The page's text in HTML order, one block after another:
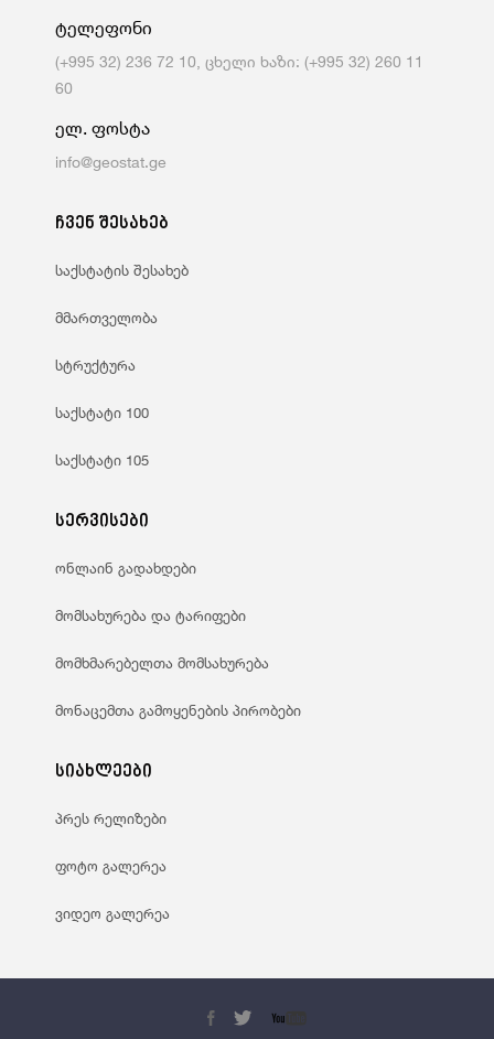
ტელეფონი
(+995 32) 236 72 10, ცხელი ხაზი: (+995 32) 260 11
60
ელ. ფოსტა
info@geostat.ge
ჩვენ შესახებ
საქსტატის შესახებ
მმართველობა
სტრუქტურა
საქსტატი 100
საქსტატი 105
სერვისები
ონლაინ გადახდები
მომსახურება და ტარიფები
მომხმარებელთა მომსახურება
მონაცემთა გამოყენების პირობები
სიახლეები
პრეს რელიზები
ფოტო გალერეა
ვიდეო გალერეა